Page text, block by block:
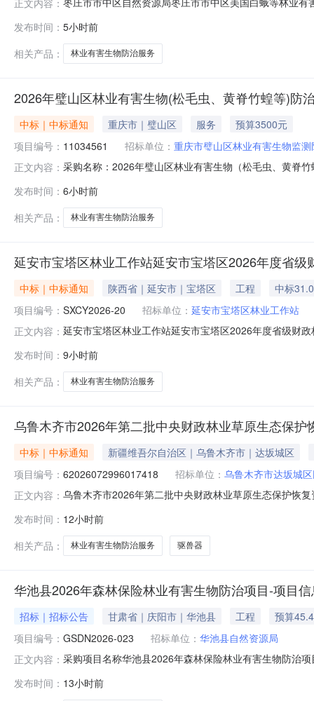
市中区自然资源局地址：枣庄市市中区振兴南路2号联系
发布时间： 5小时前
相关产品：
林业有害生物防治服务
2026年璧山区林业有害生物(松毛虫、黄脊竹蝗等)防
中标｜中标通知 重庆市｜璧山区 服务
预算3500元
项目编号： 11034561 招标单位： 重庆市璧山区林业有害生物监
正文内容： 采购名称：2026年璧山区林业有害生物（松毛虫、黄脊
防治人工服务（补充）重庆市璧山区学明园林有限公司
发布时间： 6小时前
相关产品：
林业有害生物防治服务
延安市宝塔区林业工作站延安市宝塔区2026年度省
中标｜中标通知 陕西省｜延安市｜宝塔区 工程
中标
项目编号： SXCY2026-20 招标单位： 延安市宝塔区林业工作站
正文内容： 延安市宝塔区林业工作站延安市宝塔区2026年度省级财
塔区南市办事处七里铺居委二庄科京华幼儿园右侧
务类（延
发布时间： 9小时前
相关产品：
林业有害生物防治服务
乌鲁木齐市2026年第二批中央财政林业草原生态保
中标｜中标通知
新疆维吾尔自治区｜乌鲁木齐市｜达坂城区
项目编号： 62026072996017418 招标单位： 乌鲁木齐市达坂城
正文内容： 乌鲁木齐市2026年第二批中央财政林业草原生态保护恢
62026072996017418项目联系人：王旭明项目联系电
发布时间： 12小时前
相关产品：
林业有害生物防治服务 驱兽器
华池县2026年森林保险林业有害生物防治项目-项目
招标｜招标公告 甘肃省｜庆阳市｜华池县 工程
预算
项目编号： GSDN2026-023 招标单位： 华池县自然资源局
正文内容： 采购项目名称华池县2026年森林保险林业有害生物防治
池县2026年森林保险林业有害生物防治项目001服务类
发布时间： 13小时前